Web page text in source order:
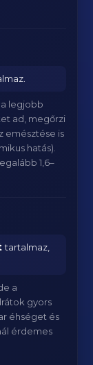
legjobb
ad, megőrzi
emésztése is
hatás).
1,6–
tartalmaz,
a
gyors
éhséget és
érdemes